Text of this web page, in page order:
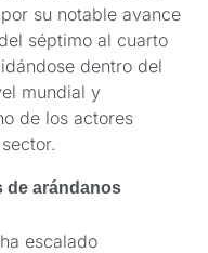
su notable avance
séptimo al cuarto
dentro del
mundial y
de los actores
de arándanos
escalado